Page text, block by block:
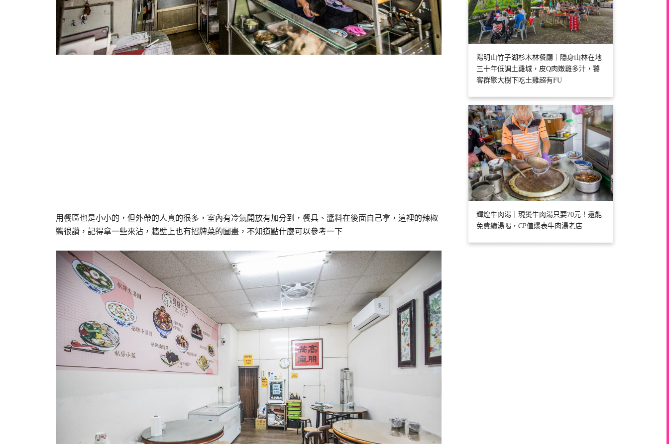
用餐區也是小小的，但外帶的人真的很多，室內有冷氣開放有加分到，餐具、醬料在後面自己拿，這裡的辣椒
醬很讚，記得拿一些來沾，牆壁上也有招牌菜的圖畫，不知道點什麼可以參考一下
陽明山竹子湖杉木林餐廳｜隱身山林在地
三十年低調土雞城，皮Q肉嫩雞多汁，饕
客群聚大樹下吃土雞超有FU
輝煌牛肉湯｜現燙牛肉湯只要70元！還能
免費續湯喝，CP值爆表牛肉湯老店